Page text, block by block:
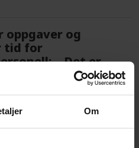
Om
oppgaver og
tid for
– Det er
å være
siden